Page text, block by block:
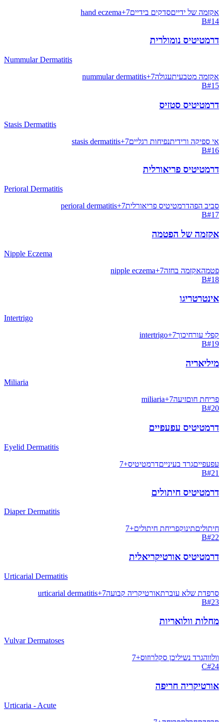
אקזמה של ידייםסדקים בידיים hand eczema+7
B#14
דרמטיטיס נומולרית
Nummular Dermatitis
אקזמה מטבעיתעגולה nummular dermatitis+7
B#15
דרמטיטיס סטזיס
Stasis Dermatitis
אי ספיקה ורידיתנפיחות רגליים stasis dermatitis+7
B#16
דרמטיטיס פריאורלית
Perioral Dermatitis
סביב הפהדרמטיטיס פריאורלית perioral dermatitis+7
B#17
אקזמה של הפטמה
Nipple Eczema
פטמהאקזמה בחזה nipple eczema+7
B#18
אינטרטריגו
Intertrigo
קפלי עורחיכוך intertrigo+7
B#19
מיליאריה
Miliaria
פריחת חוםזיעה miliaria+7
B#20
דרמטיטיס עפעפיים
Eyelid Dermatitis
עפעפייםגרד בעינייםדרמטיטיס+
7
B#21
דרמטיטיס חיתולים
Diaper Dermatitis
חיתוליםתינוקפריחת חיתולים+
7
B#22
דרמטיטיס אורטיקריאלית
Urticarial Dermatitis
סרפדת שלא עוברתאורטיקריה קבועה urticarial dermatitis+7
B#23
מחלות וולואריות
Vulvar Dermatoses
וולווהגרד נשיליכן סקלרוזוס+
7
C#24
אורטיקריה חריפה
Urticaria - Acute